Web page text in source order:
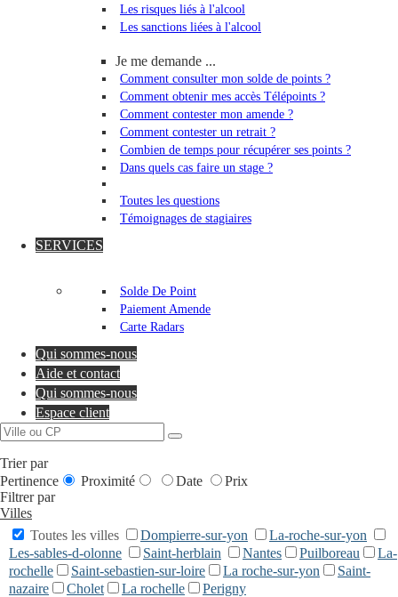
Les risques liés à l'alcool
Les sanctions liées à l'alcool
Je me demande ...
Comment consulter mon solde de points ?
Comment obtenir mes accès Télépoints ?
Comment contester mon amende ?
Comment contester un retrait ?
Combien de temps pour récupérer ses points ?
Dans quels cas faire un stage ?
Toutes les questions
Témoignages de stagiaires
SERVICES
Solde De Point
Paiement Amende
Carte Radars
Qui sommes-nous
Aide et contact
Qui sommes-nous
Espace client
Trier par
Pertinence
Proximité Date
Prix
Filtrer par
Villes
Toutes les villes
Dompierre-sur-yon
La-roche-sur-yon
Les-sables-d-olonne
Saint-herblain Nantes Puilboreau
La-
rochelle
Saint-sebastien-sur-loire La roche-sur-yon
Saint-
nazaire
Cholet La rochelle Perigny